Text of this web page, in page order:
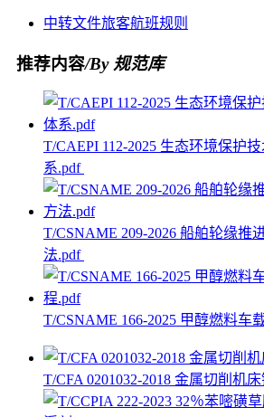
中转文件旅客航班规则
推荐内容/By 规范库
T/CAEPI 112-2025 生态环境保护
系.pdf
T/CSNAME 209-2026 船舶轮缘推
法.pdf
T/CSNAME 166-2025 甲醇燃料车
T/CFA 0201032-2018 金属切削机